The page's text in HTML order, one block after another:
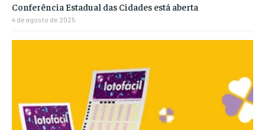
Conferência Estadual das Cidades está aberta
4 de agosto de 2025